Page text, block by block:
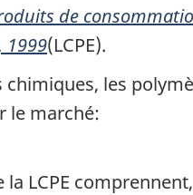
de
1999(LCPE).
les
le marché:
LCPE